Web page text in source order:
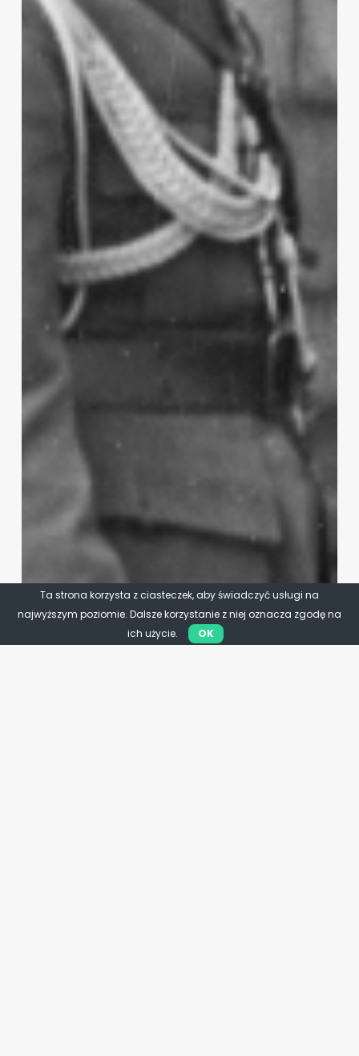
Ta strona korzysta z ciasteczek, aby świadczyć usługi na
najwyższym poziomie. Dalsze korzystanie z niej oznacza zgodę na
ich użycie.
OK